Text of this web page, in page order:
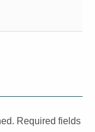
Required fields